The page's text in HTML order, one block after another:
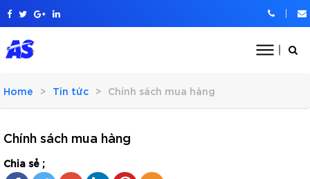
Home Tin tức Chính sách mua hàng
Chính sách mua hàng
Chia sẻ ;